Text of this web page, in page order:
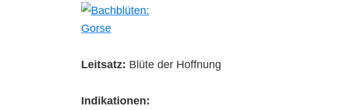
Leitsatz: Blüte der Hoffnung
Indikationen: